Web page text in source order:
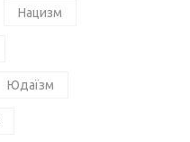
Нацизм
Юдаїзм